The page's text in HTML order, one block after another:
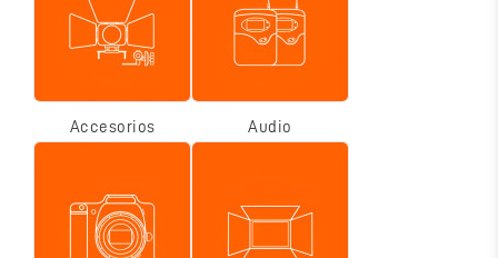
Accesorios Audio